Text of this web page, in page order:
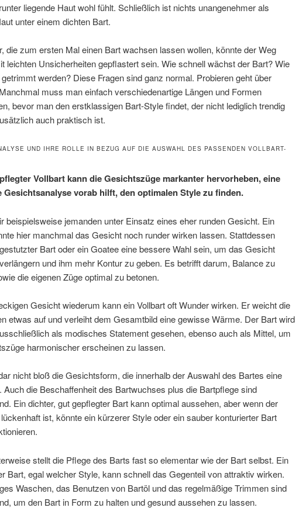
liegende Haut wohl fühlt. Schließlich ist nichts unangenehmer als
unter einem dichten Bart.
die zum ersten Mal einen Bart wachsen lassen wollen, könnte der Weg
leichten Unsicherheiten gepflastert sein. Wie schnell wächst der Bart? Wie
werden? Diese Fragen sind ganz normal. Probieren geht über
muss man einfach verschiedenartige Längen und Formen
bevor man den erstklassigen Bart-Style findet, der nicht lediglich trendig
auch praktisch ist.
UND IHRE ROLLE IN BEZUG AUF DIE AUSWAHL DES PASSENDEN VOLLBART-
Vollbart kann die Gesichtszüge markanter hervorheben, eine
Gesichtsanalyse vorab hilft, den optimalen Style zu finden.
beispielsweise jemanden unter Einsatz eines eher runden Gesicht. Ein
hier manchmal das Gesicht noch runder wirken lassen. Stattdessen
Bart oder ein Goatee eine bessere Wahl sein, um das Gesicht
und ihm mehr Kontur zu geben. Es betrifft darum, Balance zu
die eigenen Züge optimal zu betonen.
Gesicht wiederum kann ein Vollbart oft Wunder wirken. Er weicht die
etwas auf und verleiht dem Gesamtbild eine gewisse Wärme. Der Bart wird
als modisches Statement gesehen, ebenso auch als Mittel, um
harmonischer erscheinen zu lassen.
nicht bloß die Gesichtsform, die innerhalb der Auswahl des Bartes eine
Auch die Beschaffenheit des Bartwuchses plus die Bartpflege sind
Ein dichter, gut gepflegter Bart kann optimal aussehen, aber wenn der
ist, könnte ein kürzerer Style oder ein sauber konturierter Bart
stellt die Pflege des Barts fast so elementar wie der Bart selbst. Ein
Bart, egal welcher Style, kann schnell das Gegenteil von attraktiv wirken.
Waschen, das Benutzen von Bartöl und das regelmäßige Trimmen sind
um den Bart in Form zu halten und gesund aussehen zu lassen.